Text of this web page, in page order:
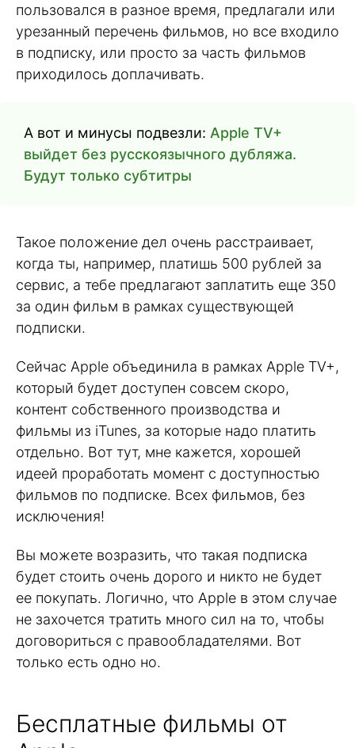
пользовался в разное время, предлагали или
урезанный перечень фильмов, но все входило
в подписку, или просто за часть фильмов
приходилось доплачивать.
А вот и минусы подвезли: Apple TV+
выйдет без русскоязычного дубляжа.
Будут только субтитры
Такое положение дел очень расстраивает,
когда ты, например, платишь 500 рублей за
сервис, а тебе предлагают заплатить еще 350
за один фильм в рамках существующей
подписки.
Сейчас Apple объединила в рамках Apple TV+,
который будет доступен совсем скоро,
контент собственного производства и
фильмы из iTunes, за которые надо платить
отдельно. Вот тут, мне кажется, хорошей
идеей проработать момент с доступностью
фильмов по подписке. Всех фильмов, без
исключения!
Вы можете возразить, что такая подписка
будет стоить очень дорого и никто не будет
ее покупать. Логично, что Apple в этом случае
не захочется тратить много сил на то, чтобы
договориться с правообладателями. Вот
только есть одно но.
Бесплатные фильмы от